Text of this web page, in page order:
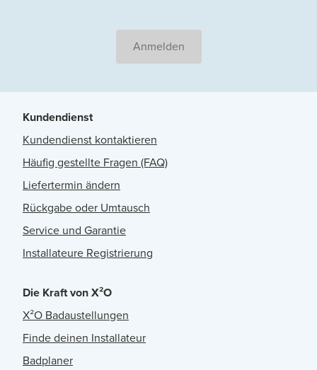
Anmelden
Kundendienst
Kundendienst kontaktieren
Häufig gestellte Fragen (FAQ)
Liefertermin ändern
Rückgabe oder Umtausch
Service und Garantie
Installateure Registrierung
Die Kraft von X²O
X²O Badaustellungen
Finde deinen Installateur
Badplaner